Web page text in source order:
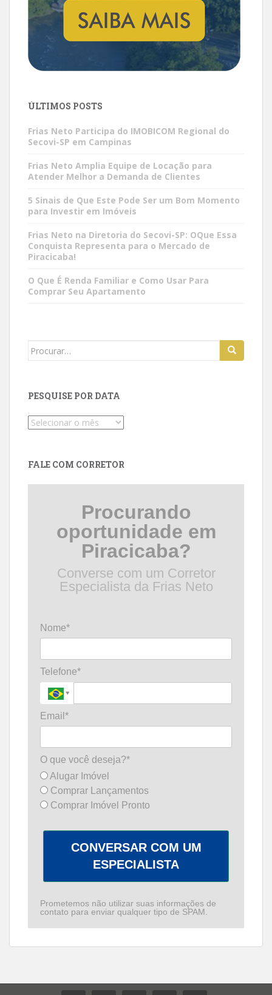
ÚLTIMOS POSTS
Frias Neto Participa do IMOBICOM Regional do
Secovi-SP em Campinas
Frias Neto Amplia Equipe de Locação para
Atender Melhor a Demanda de Clientes
5 Sinais de Que Este Pode Ser um Bom Momento
para Investir em Imóveis
Frias Neto na Diretoria do Secovi-SP: OQue Essa
Conquista Representa para o Mercado de
Piracicaba!
O Que É Renda Familiar e Como Usar Para
Comprar Seu Apartamento
Search
PESQUISE POR DATA
Pesquise
FALE COM CORRETOR
Procurando
oportunidade em
Piracicaba?
Converse com um Corretor
Especialista da Frias Neto
Nome*
Telefone*
Email*
O que você deseja?*
Alugar Imóvel
Comprar Lançamentos
Comprar Imóvel Pronto
CONVERSAR COM UM
ESPECIALISTA
Prometemos não utilizar suas informações de
contato para enviar qualquer tipo de SPAM.